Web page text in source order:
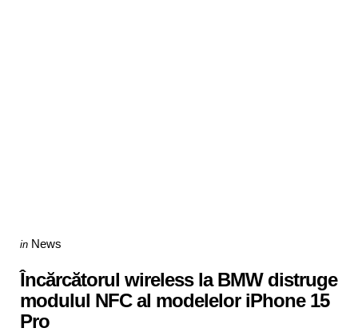
Categories
Posted
in News
Încărcătorul wireless la BMW distruge
modulul NFC al modelelor iPhone 15
Pro